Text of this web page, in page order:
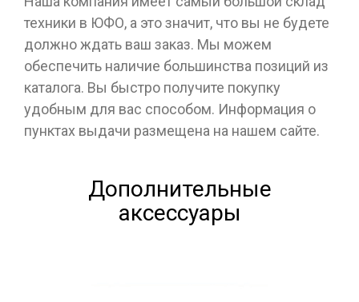
техники в ЮФО, а это значит, что вы не будете
должно ждать ваш заказ. Мы можем
обеспечить наличие большинства позиций из
каталога. Вы быстро получите покупку
удобным для вас способом. Информация о
пунктах выдачи размещена на нашем сайте.
Дополнительные
аксессуары